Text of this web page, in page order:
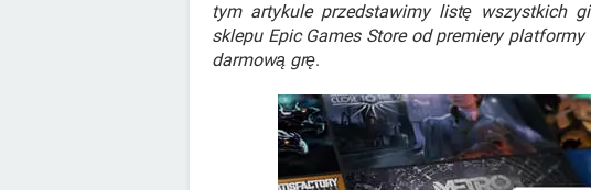
tym artykule przedstawimy listę wszystkich
sklepu Epic Games Store od premiery
darmową grę.